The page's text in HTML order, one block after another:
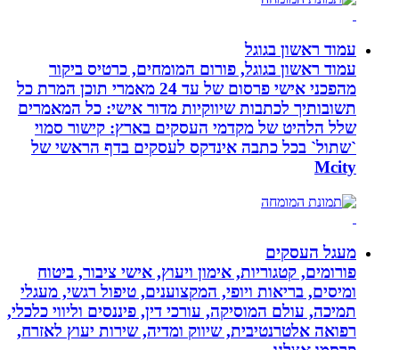
עמוד ראשון בגוגל
עמוד ראשון בגוגל, פורום המומחים, כרטיס ביקור
מהפכני אישי פרסום של עד 24 מאמרי תוכן המרת כל
תשובותיך לכתבות שיווקיות מדור אישי: כל המאמרים
שלל הלהיט של מקדמי העסקים בארץ: קישור סמוי
`שתול` בכל כתבה אינדקס לעסקים בדף הראשי של
Mcity
מעגל העסקים
פורומים, קטגוריות, אימון ויעוץ, אישי ציבור, ביטוח
ומיסים, בריאות ויופי, המקצוענים, טיפול רגשי, מעגלי
תמיכה, עולם המוסיקה, עורכי דין, פיננסים וליווי כלכלי,
רפואה אלטרנטיבית, שיווק ומדיה, שירות יעוץ לאזרח,